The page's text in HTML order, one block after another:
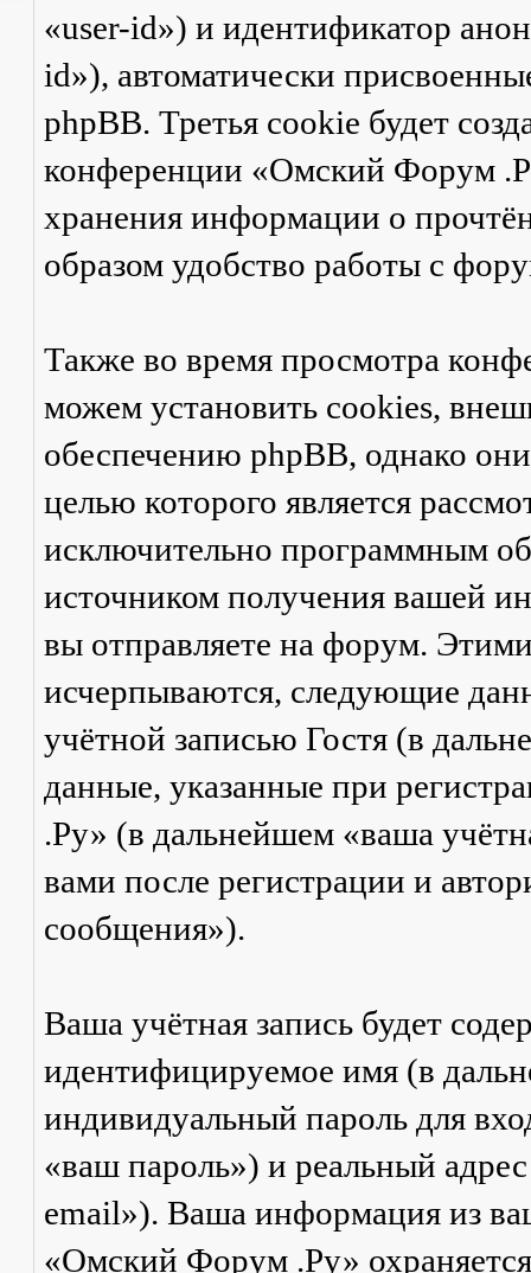
«user-id») и идентификатор
id»), автоматически
phpBB. Третья cookie будет
конференции «Омский Форум
хранения информации о
образом удобство работы с
Также во время просмотра
можем установить cookies,
обеспечению phpBB, однако
целью которого является
исключительно программным
источником получения вашей
вы отправляете на форум.
исчерпываются, следующие
учётной записью Гостя (в
данные, указанные при
.Ру» (в дальнейшем «ваша
вами после регистрации и
сообщения»).
Ваша учётная запись будет
идентифицируемое имя (в
индивидуальный пароль для
«ваш пароль») и реальный
email»). Ваша информация из
«Омский Форум .Ру»